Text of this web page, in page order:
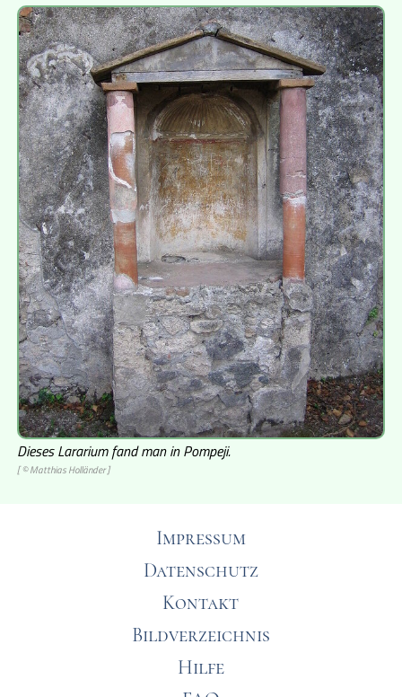
Dieses Lararium fand man in Pompeji.
[ © Matthias Holländer ]
Impressum
Datenschutz
Kontakt
Bildverzeichnis
Hilfe